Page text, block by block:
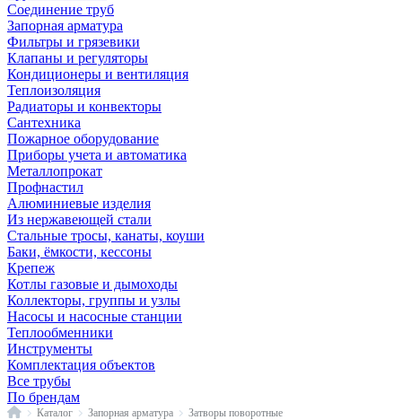
Соединение труб
Запорная арматура
Фильтры и грязевики
Клапаны и регуляторы
Кондиционеры и вентиляция
Теплоизоляция
Радиаторы и конвекторы
Сантехника
Пожарное оборудование
Приборы учета и автоматика
Металлопрокат
Профнастил
Алюминиевые изделия
Из нержавеющей стали
Стальные тросы, канаты, коуши
Баки, ёмкости, кессоны
Крепеж
Котлы газовые и дымоходы
Коллекторы, группы и узлы
Насосы и насосные станции
Теплообменники
Инструменты
Комплектация объектов
Все трубы
По брендам
ГлавнаяКаталог Запорная арматура Затворы поворотные